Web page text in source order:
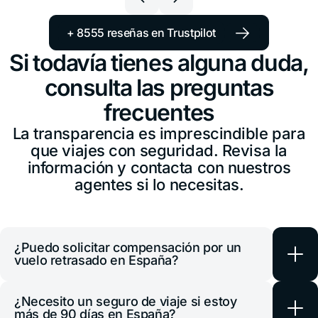
Estados Unidos
+1 914 826 8771
Guatemala
+502 2 3141396
Honduras
+1 914 826 8771
México
+507 833 7978
+ 8555 reseñas en Trustpilot →
Si todavía tienes alguna duda,
consulta las preguntas
frecuentes
La transparencia es imprescindible para
que viajes con seguridad. Revisa la
información y contacta con nuestros
agentes si lo necesitas.
¿Puedo solicitar compensación por un
vuelo retrasado en España?
derechos específicos ante vuelos
¿Necesito un seguro de viaje si estoy
más de 90 días en España?